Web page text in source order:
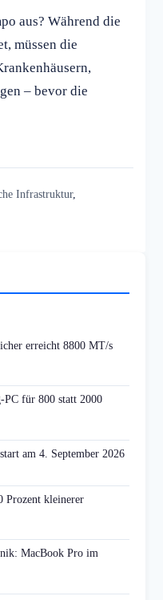
aus? Während die
müssen die
– bevor die
Infrastruktur,
erreicht 8800 MT/s
für 800 statt 2000
am 4. September 2026
Prozent kleinerer
MacBook Pro im